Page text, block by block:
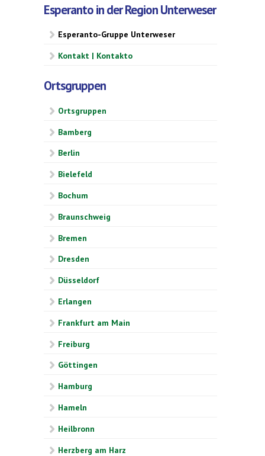
Esperanto in der Region Unterweser
Esperanto-Gruppe Unterweser
Kontakt | Kontakto
Ortsgruppen
Ortsgruppen
Bamberg
Berlin
Bielefeld
Bochum
Braunschweig
Bremen
Dresden
Düsseldorf
Erlangen
Frankfurt am Main
Freiburg
Göttingen
Hamburg
Hameln
Heilbronn
Herzberg am Harz